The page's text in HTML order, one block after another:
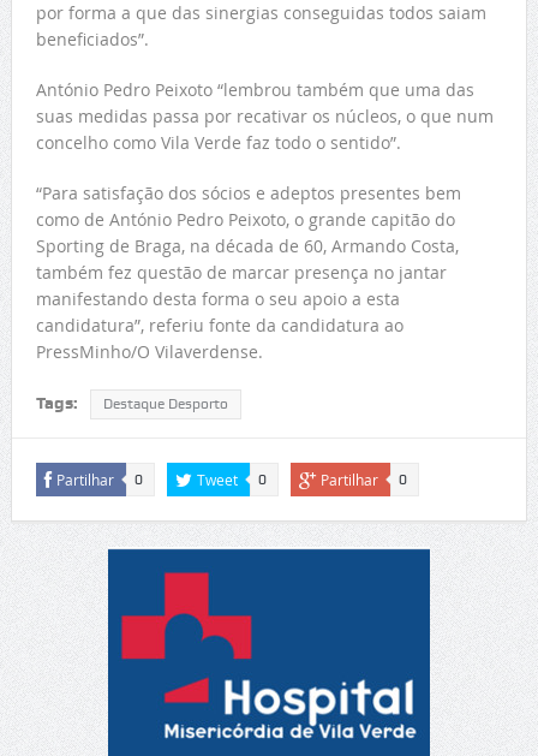
por forma a que das sinergias conseguidas todos saiam
beneficiados”.
António Pedro Peixoto “lembrou também que uma das
suas medidas passa por recativar os núcleos, o que num
concelho como Vila Verde faz todo o sentido”.
“Para satisfação dos sócios e adeptos presentes bem
como de António Pedro Peixoto, o grande capitão do
Sporting de Braga, na década de 60, Armando Costa,
também fez questão de marcar presença no jantar
manifestando desta forma o seu apoio a esta
candidatura”, referiu fonte da candidatura ao
PressMinho/O Vilaverdense.
Tags: Destaque Desporto
Partilhar 0 Tweet 0 Partilhar 0